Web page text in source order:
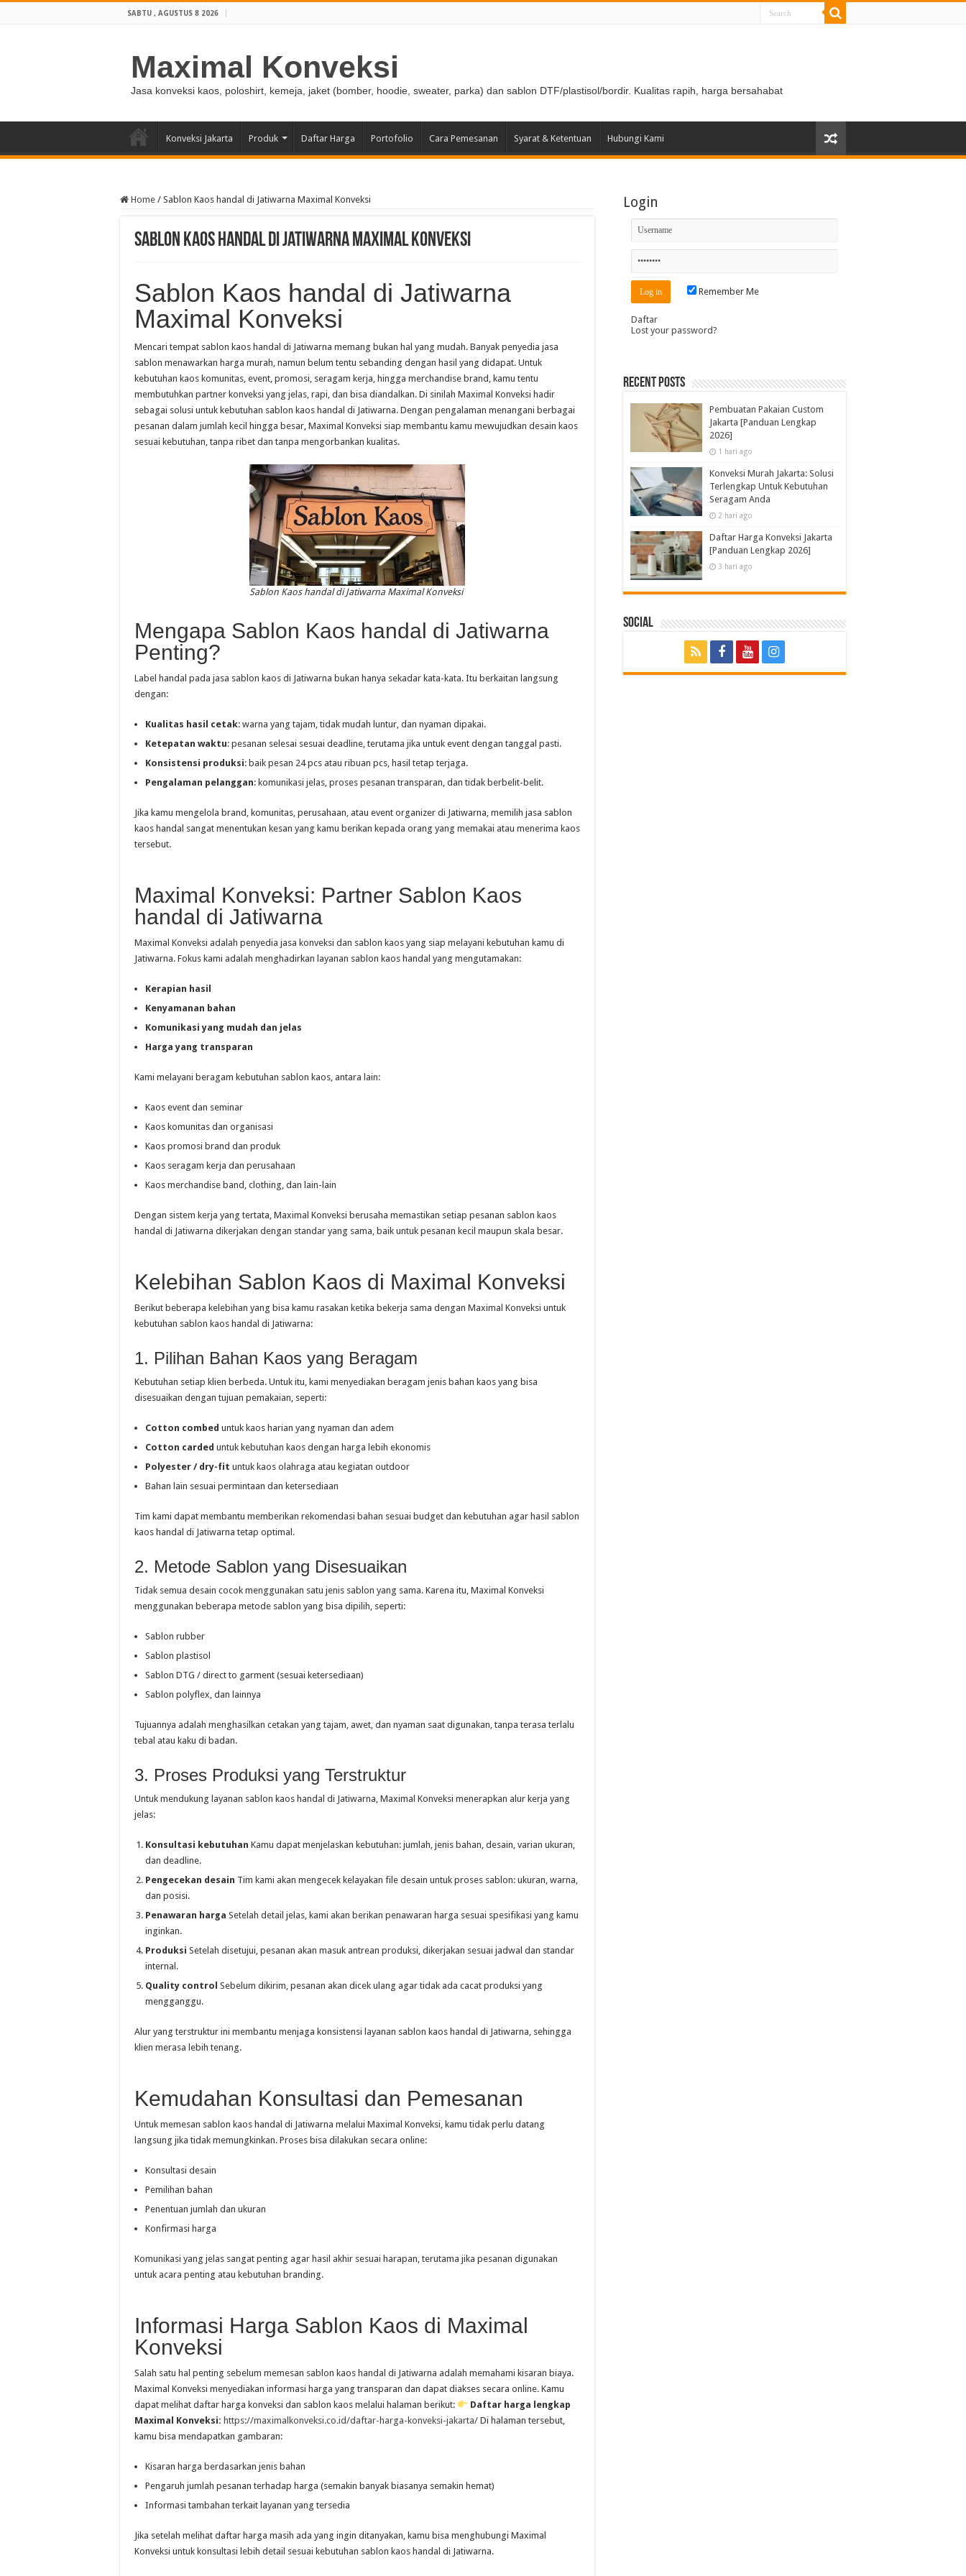
SABTU , AGUSTUS 8 2026
Maximal Konveksi
Jasa konveksi kaos, poloshirt, kemeja, jaket (bomber, hoodie, sweater, parka) dan sablon DTF/plastisol/bordir. Kualitas rapih, harga bersahabat
Konveksi Jakarta Produk Daftar Harga Portofolio Cara Pemesanan Syarat & Ketentuan Hubungi Kami
Home / Sablon Kaos handal di Jatiwarna Maximal Konveksi
Sablon Kaos handal di Jatiwarna Maximal Konveksi
Sablon Kaos handal di Jatiwarna
Maximal Konveksi
Mencari tempat sablon kaos handal di Jatiwarna memang bukan hal yang mudah. Banyak penyedia jasa
sablon menawarkan harga murah, namun belum tentu sebanding dengan hasil yang didapat. Untuk
kebutuhan kaos komunitas, event, promosi, seragam kerja, hingga merchandise brand, kamu tentu
membutuhkan partner konveksi yang jelas, rapi, dan bisa diandalkan. Di sinilah Maximal Konveksi hadir
sebagai solusi untuk kebutuhan sablon kaos handal di Jatiwarna. Dengan pengalaman menangani berbagai
pesanan dalam jumlah kecil hingga besar, Maximal Konveksi siap membantu kamu mewujudkan desain kaos
sesuai kebutuhan, tanpa ribet dan tanpa mengorbankan kualitas.
Sablon Kaos handal di Jatiwarna Maximal Konveksi
Mengapa Sablon Kaos handal di Jatiwarna
Penting?
Label handal pada jasa sablon kaos di Jatiwarna bukan hanya sekadar kata-kata. Itu berkaitan langsung
dengan:
Kualitas hasil cetak: warna yang tajam, tidak mudah luntur, dan nyaman dipakai.
Ketepatan waktu: pesanan selesai sesuai deadline, terutama jika untuk event dengan tanggal pasti.
Konsistensi produksi: baik pesan 24 pcs atau ribuan pcs, hasil tetap terjaga.
Pengalaman pelanggan: komunikasi jelas, proses pesanan transparan, dan tidak berbelit-belit.
Jika kamu mengelola brand, komunitas, perusahaan, atau event organizer di Jatiwarna, memilih jasa sablon
kaos handal sangat menentukan kesan yang kamu berikan kepada orang yang memakai atau menerima kaos
tersebut.
Maximal Konveksi: Partner Sablon Kaos
handal di Jatiwarna
Maximal Konveksi adalah penyedia jasa konveksi dan sablon kaos yang siap melayani kebutuhan kamu di
Jatiwarna. Fokus kami adalah menghadirkan layanan sablon kaos handal yang mengutamakan:
Kerapian hasil
Kenyamanan bahan
Komunikasi yang mudah dan jelas
Harga yang transparan
Kami melayani beragam kebutuhan sablon kaos, antara lain:
Kaos event dan seminar
Kaos komunitas dan organisasi
Kaos promosi brand dan produk
Kaos seragam kerja dan perusahaan
Kaos merchandise band, clothing, dan lain-lain
Dengan sistem kerja yang tertata, Maximal Konveksi berusaha memastikan setiap pesanan sablon kaos
handal di Jatiwarna dikerjakan dengan standar yang sama, baik untuk pesanan kecil maupun skala besar.
Kelebihan Sablon Kaos di Maximal Konveksi
Berikut beberapa kelebihan yang bisa kamu rasakan ketika bekerja sama dengan Maximal Konveksi untuk
kebutuhan sablon kaos handal di Jatiwarna:
1. Pilihan Bahan Kaos yang Beragam
Kebutuhan setiap klien berbeda. Untuk itu, kami menyediakan beragam jenis bahan kaos yang bisa
disesuaikan dengan tujuan pemakaian, seperti:
Cotton combed untuk kaos harian yang nyaman dan adem
Cotton carded untuk kebutuhan kaos dengan harga lebih ekonomis
Polyester / dry-fit untuk kaos olahraga atau kegiatan outdoor
Bahan lain sesuai permintaan dan ketersediaan
Tim kami dapat membantu memberikan rekomendasi bahan sesuai budget dan kebutuhan agar hasil sablon
kaos handal di Jatiwarna tetap optimal.
2. Metode Sablon yang Disesuaikan
Tidak semua desain cocok menggunakan satu jenis sablon yang sama. Karena itu, Maximal Konveksi
menggunakan beberapa metode sablon yang bisa dipilih, seperti:
Sablon rubber
Sablon plastisol
Sablon DTG / direct to garment (sesuai ketersediaan)
Sablon polyflex, dan lainnya
Tujuannya adalah menghasilkan cetakan yang tajam, awet, dan nyaman saat digunakan, tanpa terasa terlalu
tebal atau kaku di badan.
3. Proses Produksi yang Terstruktur
Untuk mendukung layanan sablon kaos handal di Jatiwarna, Maximal Konveksi menerapkan alur kerja yang
jelas:
Konsultasi kebutuhan Kamu dapat menjelaskan kebutuhan: jumlah, jenis bahan, desain, varian ukuran,
dan deadline.
Pengecekan desain Tim kami akan mengecek kelayakan file desain untuk proses sablon: ukuran, warna,
dan posisi.
Penawaran harga Setelah detail jelas, kami akan berikan penawaran harga sesuai spesifikasi yang kamu
inginkan.
Produksi Setelah disetujui, pesanan akan masuk antrean produksi, dikerjakan sesuai jadwal dan standar
internal.
Quality control Sebelum dikirim, pesanan akan dicek ulang agar tidak ada cacat produksi yang
mengganggu.
Alur yang terstruktur ini membantu menjaga konsistensi layanan sablon kaos handal di Jatiwarna, sehingga
klien merasa lebih tenang.
Kemudahan Konsultasi dan Pemesanan
Untuk memesan sablon kaos handal di Jatiwarna melalui Maximal Konveksi, kamu tidak perlu datang
langsung jika tidak memungkinkan. Proses bisa dilakukan secara online:
Konsultasi desain
Pemilihan bahan
Penentuan jumlah dan ukuran
Konfirmasi harga
Komunikasi yang jelas sangat penting agar hasil akhir sesuai harapan, terutama jika pesanan digunakan
untuk acara penting atau kebutuhan branding.
Informasi Harga Sablon Kaos di Maximal
Konveksi
Salah satu hal penting sebelum memesan sablon kaos handal di Jatiwarna adalah memahami kisaran biaya.
Maximal Konveksi menyediakan informasi harga yang transparan dan dapat diakses secara online. Kamu
dapat melihat daftar harga konveksi dan sablon kaos melalui halaman berikut:
Daftar harga lengkap
Maximal Konveksi: https://maximalkonveksi.co.id/daftar-harga-konveksi-jakarta/ Di halaman tersebut,
kamu bisa mendapatkan gambaran:
Kisaran harga berdasarkan jenis bahan
Pengaruh jumlah pesanan terhadap harga (semakin banyak biasanya semakin hemat)
Informasi tambahan terkait layanan yang tersedia
Jika setelah melihat daftar harga masih ada yang ingin ditanyakan, kamu bisa menghubungi Maximal
Konveksi untuk konsultasi lebih detail sesuai kebutuhan sablon kaos handal di Jatiwarna.
Login
Remember Me
Daftar
Lost your password?
Recent Posts
Pembuatan Pakaian Custom
Jakarta [Panduan Lengkap
2026]
1 hari ago
Konveksi Murah Jakarta: Solusi
Terlengkap Untuk Kebutuhan
Seragam Anda
2 hari ago
Daftar Harga Konveksi Jakarta
[Panduan Lengkap 2026]
3 hari ago
Social